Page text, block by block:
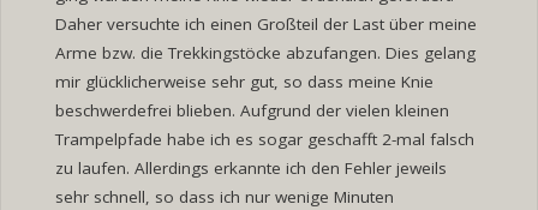
Daher versuchte ich einen Großteil der Last über meine
Arme bzw. die Trekkingstöcke abzufangen. Dies gelang
mir glücklicherweise sehr gut, so dass meine Knie
beschwerdefrei blieben. Aufgrund der vielen kleinen
Trampelpfade habe ich es sogar geschafft 2-mal falsch
zu laufen. Allerdings erkannte ich den Fehler jeweils
sehr schnell, so dass ich nur wenige Minuten